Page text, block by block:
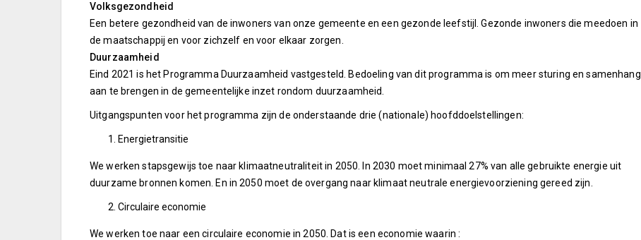
Volksgezondheid
Een betere gezondheid van de inwoners van onze gemeente en een gezonde leefstijl. Gezonde inwoners die meedoen in
de maatschappij en voor zichzelf en voor elkaar zorgen.
Duurzaamheid
Eind 2021 is het Programma Duurzaamheid vastgesteld. Bedoeling van dit programma is om meer sturing en samenhang
aan te brengen in de gemeentelijke inzet rondom duurzaamheid.
Uitgangspunten voor het programma zijn de onderstaande drie (nationale) hoofddoelstellingen:
Energietransitie
We werken stapsgewijs toe naar klimaatneutraliteit in 2050. In 2030 moet minimaal 27% van alle gebruikte energie uit
duurzame bronnen komen. En in 2050 moet de overgang naar klimaat neutrale energievoorziening gereed zijn.
Circulaire economie
We werken toe naar een circulaire economie in 2050. Dat is een economie waarin :